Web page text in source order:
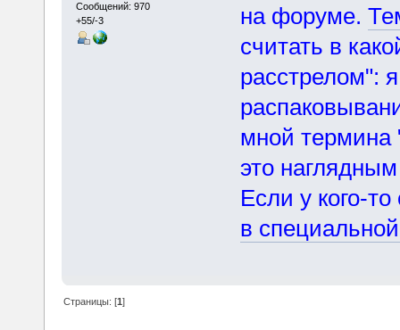
Сообщений: 970
+55/-3
на форуме.
считать в
расстрелом":
мной термина
это
Если у кого-
в
Страницы: [1]